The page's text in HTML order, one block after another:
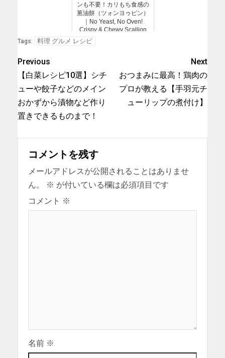
ンも不要！カリもち食感の
葱油餅（ツォンヨゥピン）
｜No Yeast, No Oven!
Crispy & Chewy Scallion
Tags: 料理 グルメ レシピ
Previous
【白菜レシピ10選】シチ
ューや餃子などのメイン
おかずから漬物など作り
置きできるものまで！
Next
おつまみに最高！鶏肉の
プロが教える【手羽元チ
ューリップの煮付け】
コメントを残す
メールアドレスが公開されることはありませ
ん。
※ が付いている欄は必須項目です
コメント ※
名前 ※